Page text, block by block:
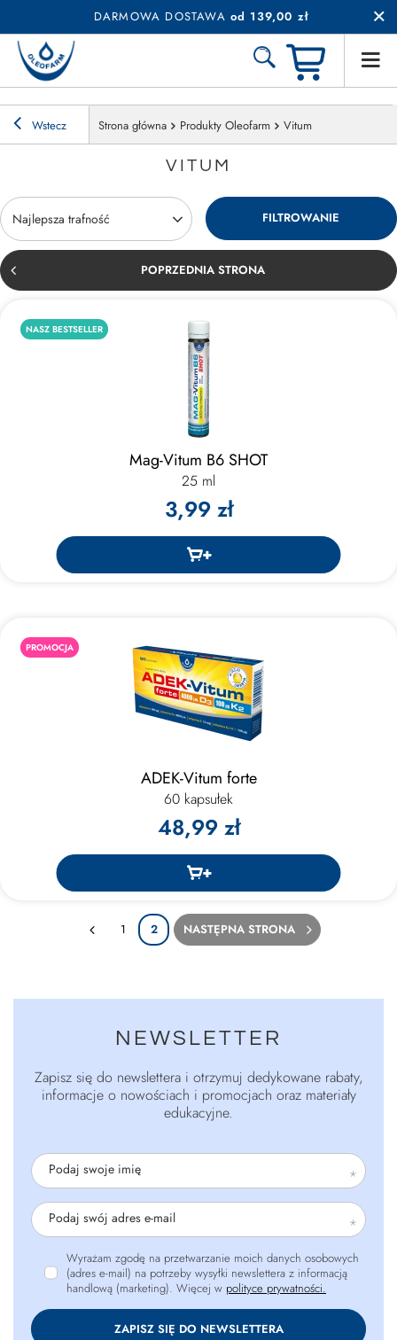
DARMOWA DOSTAWA od 139,00 zł
Wstecz Strona główna Produkty Oleofarm Vitum
VITUM
Zmień sortowanie
Najlepsza trafność FILTROWANIE
POPRZEDNIA STRONA
NASZ BESTSELLER
Mag-Vitum B6 SHOT
25 ml
3,99 zł
PROMOCJA
ADEK-Vitum forte
60 kapsułek
48,99 zł
1 2 NASTĘPNA STRONA
NEWSLETTER
Zapisz się do newslettera i otrzymuj dedykowane rabaty,
informacje o nowościach i promocjach oraz materiały
edukacyjne.
Podaj swoje imię
Podaj swój adres e-mail
Wyrażam zgodę na przetwarzanie moich danych osobowych
(adres e-mail) na potrzeby wysyłki newslettera z informacją
handlową (marketing). Więcej w polityce prywatności.
ZAPISZ SIĘ DO NEWSLETTERA